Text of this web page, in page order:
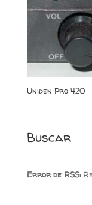
Uniden Pro 420
Buscar
Error de RSS: